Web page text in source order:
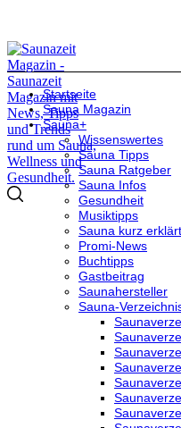
Startseite
Sauna Magazin
Sauna+
Wissenswertes
Sauna Tipps
Sauna Ratgeber
Sauna Infos
Gesundheit
Musiktipps
Sauna kurz erklärt
Promi-News
Buchtipps
Gastbeitrag
Saunahersteller
Sauna-